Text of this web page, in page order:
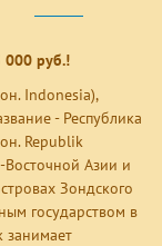
000 руб.!
Indonesia),
- Республика
Republik
Азии и
Зондского
государством в
занимает